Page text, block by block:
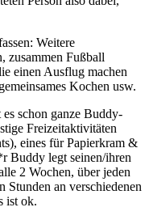
Weitere
zusammen Fußball
einen Ausflug machen
Kochen usw.
schon ganze Buddy-
Freizeitaktivitäten
eines für Papierkram &
Buddy legt seinen/ihren
2 Wochen, über jeden
an verschiedenen
ist ok.